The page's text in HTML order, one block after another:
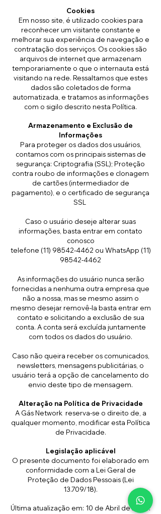
Cookies
Em nosso site, é utilizado cookies para
reconhecer um visitante constante e
melhorar sua experiência de navegação e
contratação dos serviços. Os cookies são
arquivos de internet que armazenam
temporariamente o que o internauta está
visitando na rede. Ressaltamos que estes
dados são coletados de forma
automatizada, e tratamos as informações
com o sigilo descrito nesta Política.
Armazenamento e Exclusão de
Informações
Para proteger os dados dos usuários,
contamos com os principais sistemas de
segurança: Criptografia (SSL); Proteção
contra roubo de informações e clonagem
de cartões (intermediador de
pagamento), e o certificado de segurança
SSL
Caso o usuário deseje alterar suas
informações, basta entrar em contato
conosco
telefone (11) 98542-4462 ou WhatsApp (11)
98542-4462
As informações do usuário nunca serão
fornecidas a nenhuma outra empresa que
não a nossa, mas se mesmo assim o
mesmo desejar removê-la basta entrar em
contato e solicitando a exclusão de sua
conta. A conta será excluída juntamente
com todos os dados do usuário.
Caso não queira receber os comunicados,
newsletters, mensagens publicitárias, o
usuário terá a opção de cancelamento do
envio deste tipo de mensagem.
Alteração na Política de Privacidade
A Gás Network reserva-se o direito de, a
qualquer momento, modificar esta Política
de Privacidade.
Legislação aplicável
O presente documento foi elaborado em
conformidade com a Lei Geral de
Proteção de Dados Pessoais (Lei
13.709/18).
Última atualização em: 10 de Abril de 2024.